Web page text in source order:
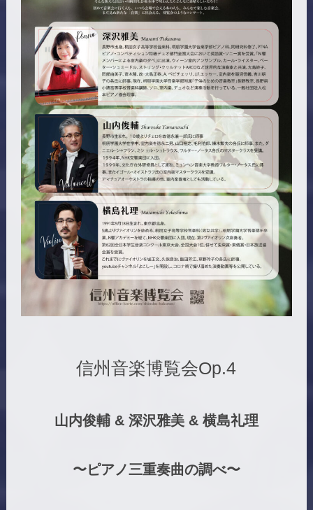
信州音楽博覧会Op.4
山内俊輔 & 深沢雅美 & 横島礼理
〜ピアノ三重奏曲の調べ〜